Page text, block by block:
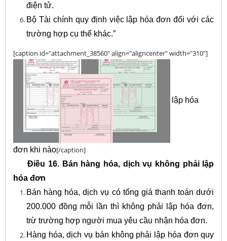
điện tử.
Bộ Tài chính quy định việc lập hóa đơn đối với các
trường hợp cụ thể khác.”
[caption id="attachment_38560" align="aligncenter" width="310"]
lập hóa
đơn khi nào[/caption]
Điều 16. Bán hàng hóa, dịch vụ không phải lập
hóa đơn
Bán hàng hóa, dịch vụ có tổng giá thanh toán dưới
200.000 đồng mỗi lần thì không phải lập hóa đơn,
trừ trường hợp người mua yêu cầu nhận hóa đơn.
Hàng hóa, dịch vụ bán không phải lập hóa đơn quy